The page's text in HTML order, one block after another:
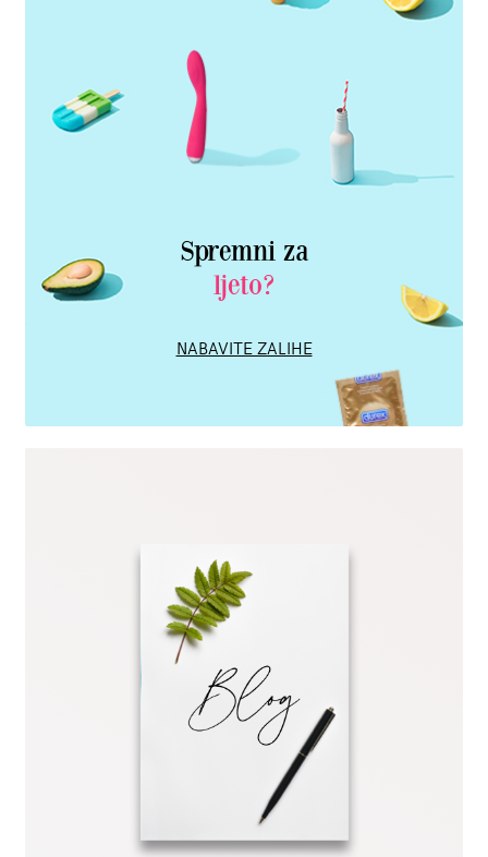
Spremni za
ljeto?
NABAVITE ZALIHE